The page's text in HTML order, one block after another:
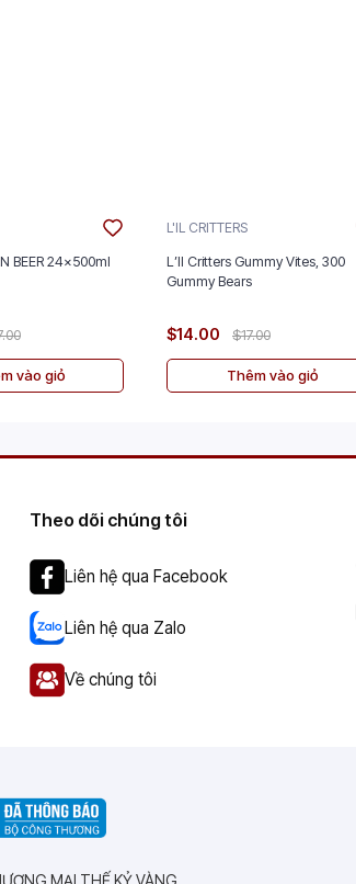
BEER 24x500ml
vào giỏ
L'IL CRITTERS
L’Il Critters Gummy Vites, 300
Gummy Bears
$14.00 $17.00
Thêm vào giỏ
Theo dõi chúng tôi
Liên hệ qua Facebook
Liên hệ qua Zalo
Về chúng tôi
MẠI THẾ KỶ VÀNG